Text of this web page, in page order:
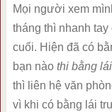
Mọi người xem
tháng thì nhanh
cuối. Hiện đã có
bạn nào thi bằng
thì liên hệ văn
vì khi có bằng lái